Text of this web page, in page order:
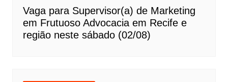
Vaga para Supervisor(a) de Marketing
em Frutuoso Advocacia em Recife e
região neste sábado (02/08)